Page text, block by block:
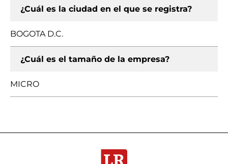
¿Cuál es la ciudad en el que se registra?
BOGOTA D.C.
¿Cuál es el tamaño de la empresa?
MICRO